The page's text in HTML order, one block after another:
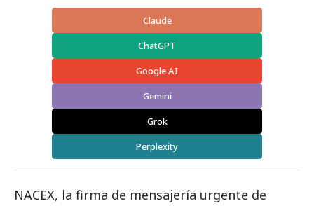
Claude
ChatGPT
Google AI
Gemini
Grok
Perplexity
NACEX, la firma de mensajería urgente de